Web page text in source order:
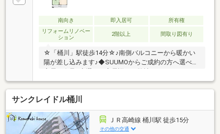
南向き 即入居可
所有権
リフォームリノベー
ション
2階以上 間取り図有り
☆「桶川」駅徒歩14分☆♪南側バルコニーから暖かい
陽が差し込みます♪◆SUUMOからご成約の方へ選べる
ご覧ください！※他キャンペーンとの併用はできませ
ん。◇無駄な費用を徹底的に削減◇住宅購入時の余計
な費用を抑え、賢く購入できるようサポート！◆最適
な住宅ローン選びと手続きサポート◆審査が不安な方
もご安心ください、他社様で断られた方も審査承認実
績あり！◇未公開物件のご提案◇一般には出回らな
サンクレイドル桶川
ＪＲ高崎線 桶川駅 徒歩15分
その他の交通